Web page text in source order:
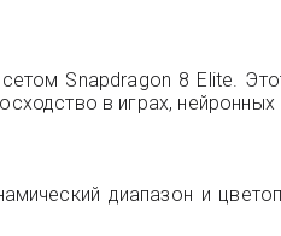
Snapdragon 8 Elite.
в играх, нейронных
диапазон и